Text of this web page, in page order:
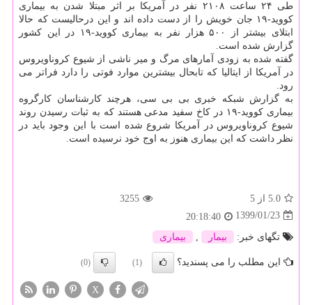
طی ۲۴ ساعت ۲۱۰۸ نفر در آمریكا بر اثر مبتلا شدن به بیماری
كووید-۱۹ جان خویش را از دست داده اند و این درحالیست كه حالا
ابتلای بیشتر از ۵۰۰ هزار نفر به بیماری كووید-۱۹ در این كشور
گزارش شده است.
گفته شده به زودی آمارهای مرگ و میر ناشی از شیوع كروناویروس
در آمریكا از ایتالیا كه تابحال بیشترین موارد فوتی را دارد فراتر می
رود.
به گزارش شبكه خبری بی بی سی، هرچند كارشناسان كارگروه
بیماری كووید-۱۹ در كاخ سفید مدعی هستند كه به ثبات رسیدن روند
شیوع كروناویروس در آمریكا شروع شده است با این وجود باید در
نظر داشت كه این بیماری هنوز به اوج خود نرسیده است.
5.0 از 5
3255
1399/01/23
20:18:40
تگهای خبر:
بیمار بیماری
این مطلب را می پسندید؟ (1)
(0)
X